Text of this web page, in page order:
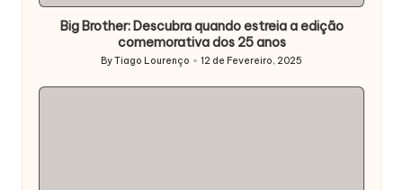
Big Brother: Descubra quando estreia a edição
comemorativa dos 25 anos
Posted
by
ByTiago Lourenço 12 de Fevereiro, 2025